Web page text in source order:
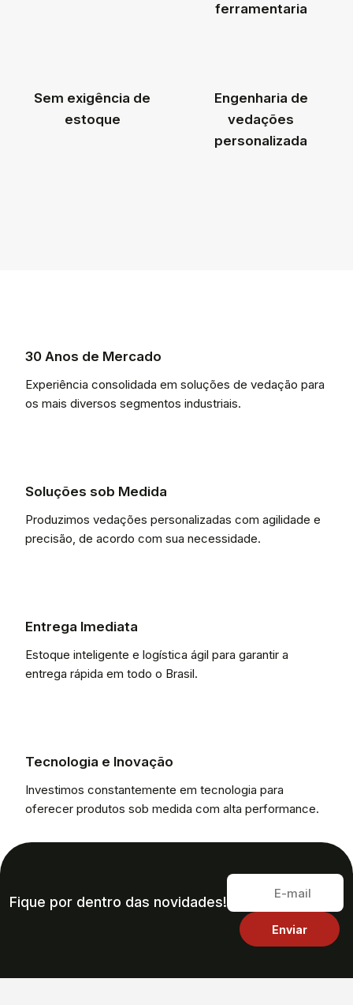
ferramentaria
Sem exigência de
estoque
Engenharia de
vedações
personalizada
30 Anos de Mercado
Experiência consolidada em soluções de vedação para
os mais diversos segmentos industriais.
Soluções sob Medida
Produzimos vedações personalizadas com agilidade e
precisão, de acordo com sua necessidade.
Entrega Imediata
Estoque inteligente e logística ágil para garantir a
entrega rápida em todo o Brasil.
Tecnologia e Inovação
Investimos constantemente em tecnologia para
oferecer produtos sob medida com alta performance.
Fique por dentro das novidades!